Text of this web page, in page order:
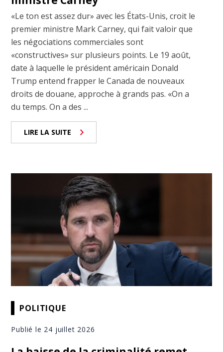
«Le ton est assez dur» avec les États-Unis, croit le
premier ministre Mark Carney, qui fait valoir que
les négociations commerciales sont
«constructives» sur plusieurs points. Le 19 août,
date à laquelle le président américain Donald
Trump entend frapper le Canada de nouveaux
droits de douane, approche à grands pas. «On a
du temps. On a des ...
LIRE LA SUITE
POLITIQUE
Publié le 24 juillet 2026